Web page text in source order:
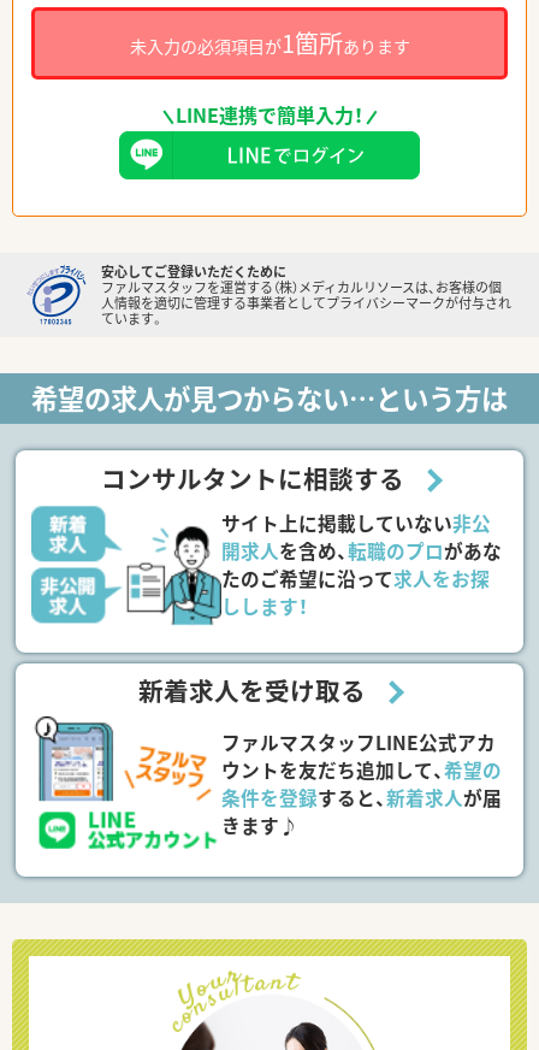
未入力の必須項目が1箇所あります
LINE連携で簡単入力！
安心してご登録いただくために
ファルマスタッフを運営する（株）メディカルリソースは、お客様の個
人情報を適切に管理する事業者としてプライバシーマークが付与され
ています。
希望の求人が見つからない…という方は
コンサルタントに相談する
サイト上に掲載していない非公
開求人を含め、転職のプロがあな
たのご希望に沿って求人をお探
しします！
新着求人を受け取る
ファルマスタッフLINE公式アカ
ウントを友だち追加して、希望の
条件を登録すると、新着求人が届
きます♪